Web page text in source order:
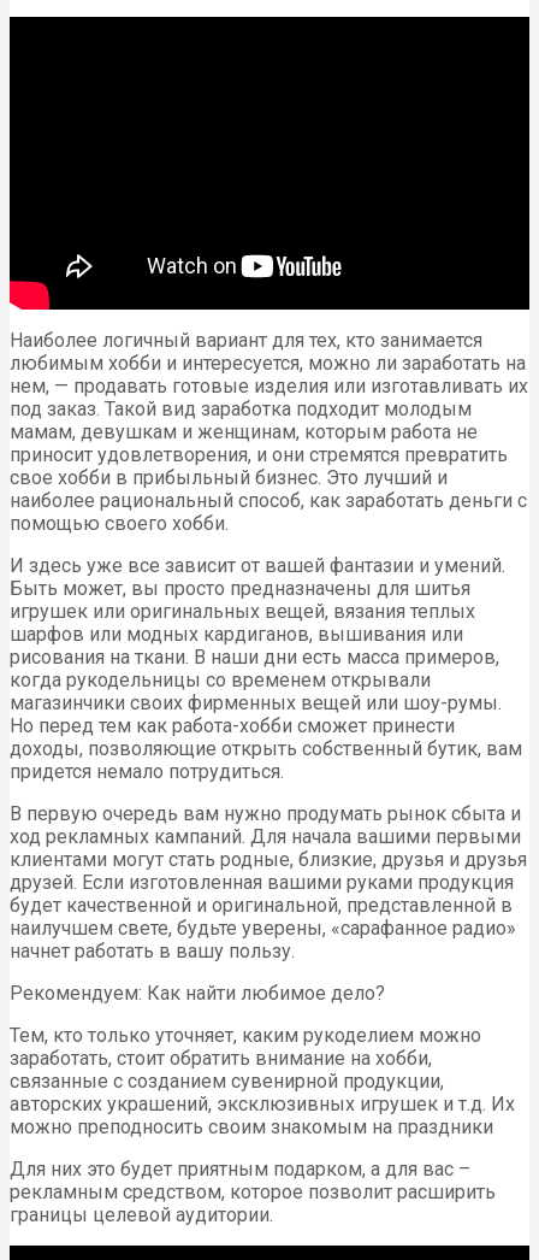
Наиболее логичный вариант для тех, кто занимается
любимым хобби и интересуется, можно ли заработать на
нем, — продавать готовые изделия или изготавливать их
под заказ. Такой вид заработка подходит молодым
мамам, девушкам и женщинам, которым работа не
приносит удовлетворения, и они стремятся превратить
свое хобби в прибыльный бизнес. Это лучший и
наиболее рациональный способ, как заработать деньги с
помощью своего хобби.
И здесь уже все зависит от вашей фантазии и умений.
Быть может, вы просто предназначены для шитья
игрушек или оригинальных вещей, вязания теплых
шарфов или модных кардиганов, вышивания или
рисования на ткани. В наши дни есть масса примеров,
когда рукодельницы со временем открывали
магазинчики своих фирменных вещей или шоу-румы.
Но перед тем как работа-хобби сможет принести
доходы, позволяющие открыть собственный бутик, вам
придется немало потрудиться.
В первую очередь вам нужно продумать рынок сбыта и
ход рекламных кампаний. Для начала вашими первыми
клиентами могут стать родные, близкие, друзья и друзья
друзей. Если изготовленная вашими руками продукция
будет качественной и оригинальной, представленной в
наилучшем свете, будьте уверены, «сарафанное радио»
начнет работать в вашу пользу.
Рекомендуем: Как найти любимое дело?
Тем, кто только уточняет, каким рукоделием можно
заработать, стоит обратить внимание на хобби,
связанные с созданием сувенирной продукции,
авторских украшений, эксклюзивных игрушек и т.д. Их
можно преподносить своим знакомым на праздники
Для них это будет приятным подарком, а для вас –
рекламным средством, которое позволит расширить
границы целевой аудитории.